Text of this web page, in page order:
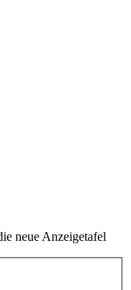
neue Anzeigetafel